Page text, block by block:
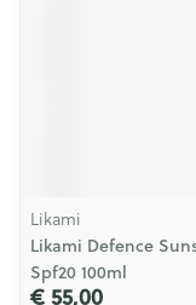
Likami
Likami Defence
Spf20 100ml
€ 55,00